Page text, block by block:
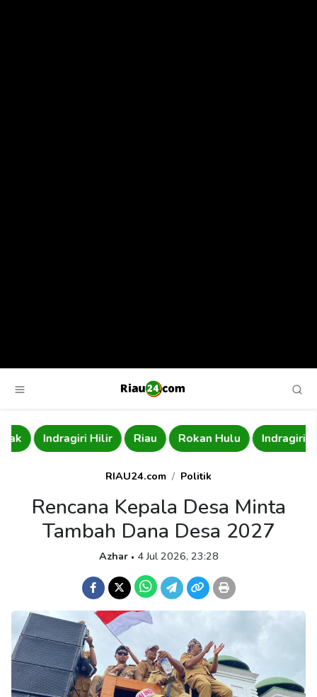
Indragiri Hilir Riau Rokan Hulu Indragiri Hulu
RIAU24.com Politik
Rencana Kepala Desa Minta
Tambah Dana Desa 2027
Azhar • 4 Jul 2026, 23:28